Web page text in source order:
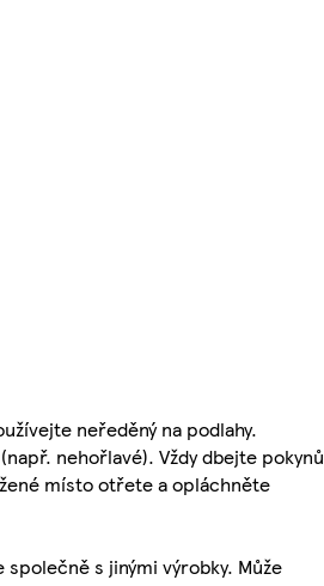
neředěný na podlahy.
nehořlavé). Vždy dbejte pokynů
místo otřete a opláchněte
společně s jinými výrobky. Může